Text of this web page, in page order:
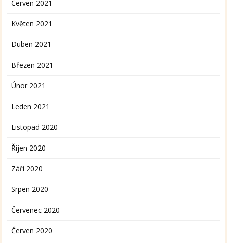
Červen 2021
Květen 2021
Duben 2021
Březen 2021
Únor 2021
Leden 2021
Listopad 2020
Říjen 2020
Září 2020
Srpen 2020
Červenec 2020
Červen 2020